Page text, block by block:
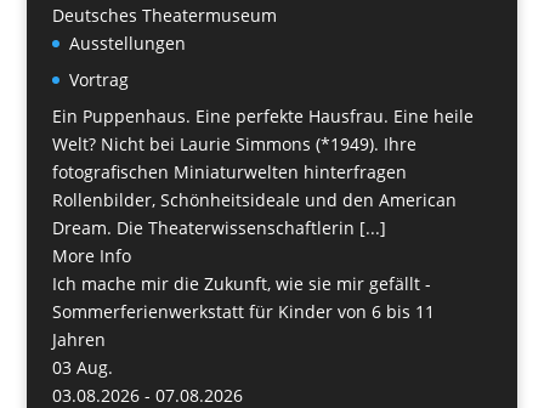
Deutsches Theatermuseum
Ausstellungen
Vortrag
Ein Puppenhaus. Eine perfekte Hausfrau. Eine heile
Welt? Nicht bei Laurie Simmons (*1949). Ihre
fotografischen Miniaturwelten hinterfragen
Rollenbilder, Schönheitsideale und den American
Dream. Die Theaterwissenschaftlerin [...]
More Info
Ich mache mir die Zukunft, wie sie mir gefällt -
Sommerferienwerkstatt für Kinder von 6 bis 11
Jahren
03 Aug.
03.08.2026 - 07.08.2026